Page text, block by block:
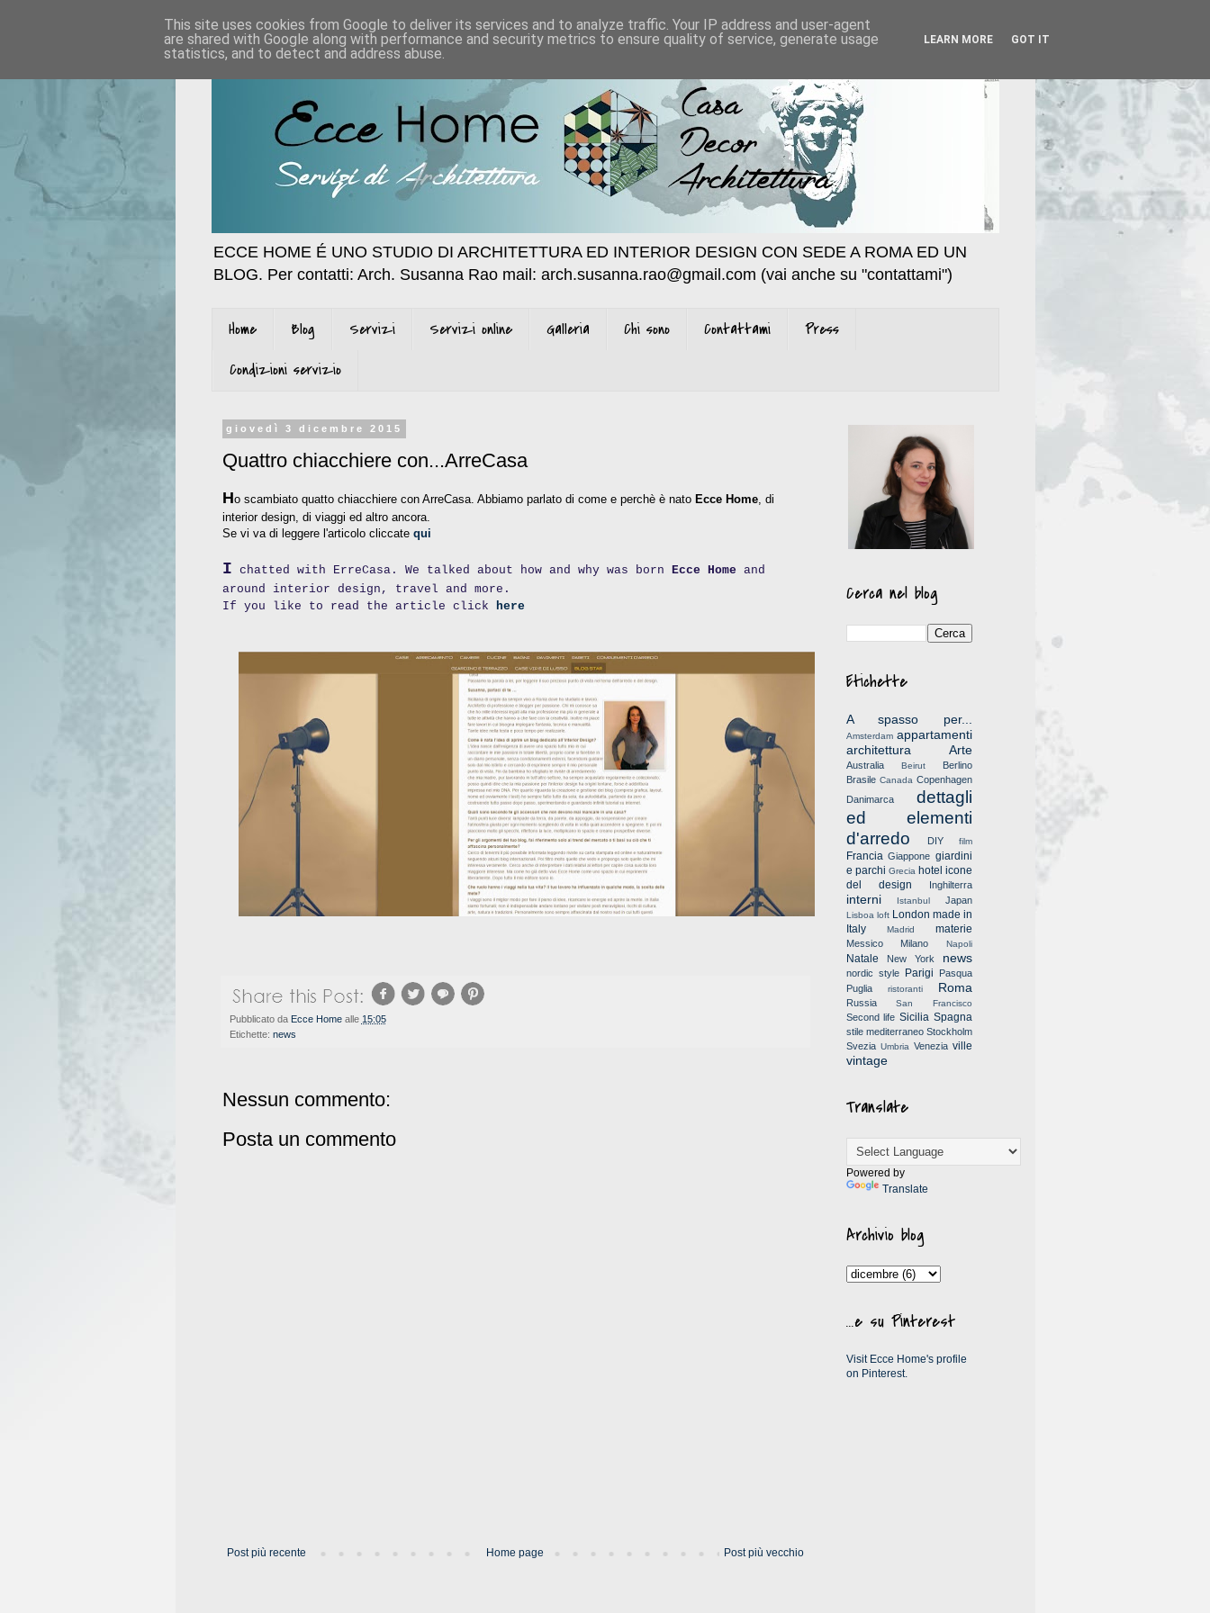
ECCE HOME É UNO STUDIO DI ARCHITETTURA ED INTERIOR DESIGN CON SEDE A ROMA ED UN
BLOG. Per contatti: Arch. Susanna Rao mail: arch.susanna.rao@gmail.com (vai anche su "contattami")
Home Blog Servizi Servizi online Galleria Chi sono Contattami
Press
Condizioni servizio
giovedì 3 dicembre 2015
Quattro chiacchiere con...ArreCasa
Ho scambiato quatto chiacchiere con ArreCasa. Abbiamo parlato di come e perchè è nato Ecce Home, di
interior design, di viaggi ed altro ancora.
Se vi va di leggere l'articolo cliccate qui
I chatted with ErreCasa. We talked about how and why was born Ecce Home and
around interior design, travel and more.
If you like to read the article click
here
Pubblicato da Ecce Home alle 15:05
Etichette: news
Nessun commento:
Posta un commento
Post più recente Post più vecchio
Home page
Cerca nel blog
Etichette
A spasso per...
Amsterdam appartamenti
architettura
Arte
Australia Beirut
Berlino
Brasile Canada Copenhagen
Danimarca
dettagli
ed elementi
d'arredo
DIY film
Francia Giappone giardini
e parchi Grecia hotel icone
del design
Inghilterra
interni Istanbul Japan
Lisboa loft London made in
Italy
Madrid materie
Messico Milano Napoli
Natale New York news
nordic style Parigi
Pasqua
Puglia
ristoranti Roma
Russia San Francisco
Second life Sicilia Spagna
stile mediterraneo Stockholm
Svezia Umbria Venezia ville
vintage
Translate
Powered by
Translate
Archivio blog
...e su Pinterest
Visit Ecce Home's profile
on Pinterest.
This site uses cookies from Google to deliver its services and to analyze traffic. Your IP address and user-agent
are shared with Google along with performance and security metrics to ensure quality of service, generate usage
statistics, and to detect and address abuse.
LEARN MORE GOT IT